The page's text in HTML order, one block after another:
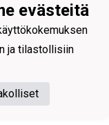
evästeitä
ja tilastollisiin